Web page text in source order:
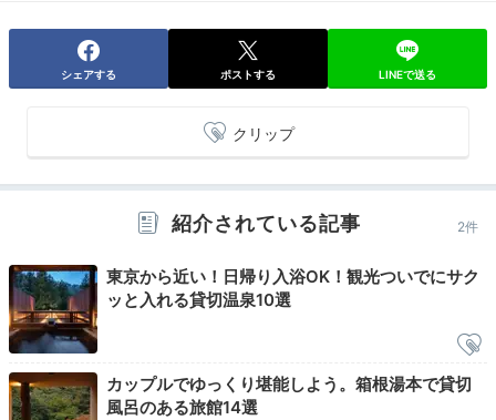
厳選食材を使った
和食膳で笑顔に
シェアする ポストする LINEで送る
クリップ
紹介されている記事 2件
東京から近い！日帰り入浴OK！観光ついでにサク
ッと入れる貸切温泉10選
カップルでゆっくり堪能しよう。箱根湯本で貸切
風呂のある旅館14選